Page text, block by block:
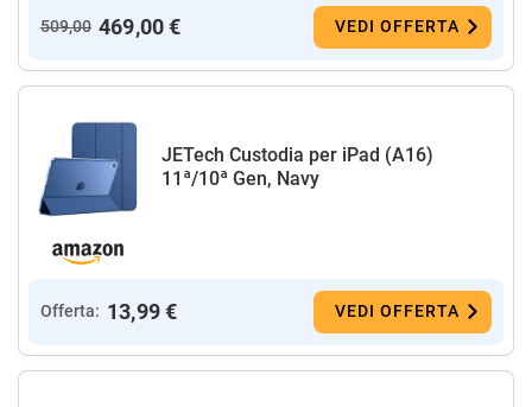
509,00 469,00 € VEDI OFFERTA
JETech Custodia per iPad (A16)
11ª/10ª Gen, Navy
Offerta: 13,99 € VEDI OFFERTA